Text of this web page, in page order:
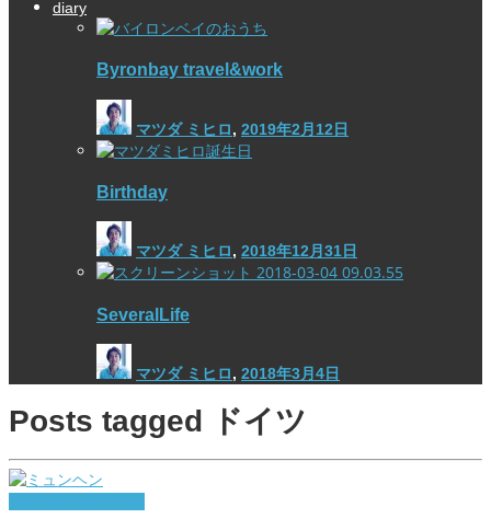
diary
Byronbay travel&work
マツダ ミヒロ, 2019年2月12日
Birthday
マツダ ミヒロ, 2018年12月31日
SeveralLife
マツダ ミヒロ, 2018年3月4日
Posts tagged ドイツ